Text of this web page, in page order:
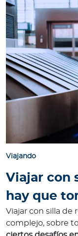
Viajando
Viajar con
hay que
Viajar con silla de
complejo, sobre